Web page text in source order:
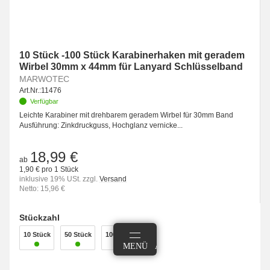
10 Stück -100 Stück Karabinerhaken mit geradem
Wirbel 30mm x 44mm für Lanyard Schlüsselband
MARWOTEC
Art.Nr.:11476
Verfügbar
Leichte Karabiner mit drehbarem geradem Wirbel für 30mm Band
Ausführung: Zinkdruckguss, Hochglanz vernicke...
ab 18,99 €
1,90 € pro 1 Stück
inklusive 19% USt. zzgl. Versand
Netto: 15,96 €
Stückzahl
10 Stück 50 Stück 100 Stück
MEHR SUCHEN MENÜ ANMELDEN